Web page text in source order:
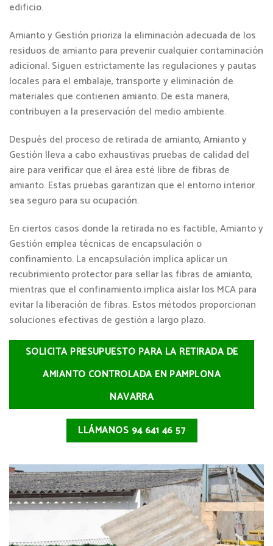
edificio.
Amianto y Gestión prioriza la eliminación adecuada de los
residuos de amianto para prevenir cualquier contaminación
adicional. Siguen estrictamente las regulaciones y pautas
locales para el embalaje, transporte y eliminación de
materiales que contienen amianto. De esta manera,
contribuyen a la preservación del medio ambiente.
Después del proceso de retirada de amianto, Amianto y
Gestión lleva a cabo exhaustivas pruebas de calidad del
aire para verificar que el área esté libre de fibras de
amianto. Estas pruebas garantizan que el entorno interior
sea seguro para su ocupación.
En ciertos casos donde la retirada no es factible, Amianto y
Gestión emplea técnicas de encapsulación o
confinamiento. La encapsulación implica aplicar un
recubrimiento protector para sellar las fibras de amianto,
mientras que el confinamiento implica aislar los MCA para
evitar la liberación de fibras. Estos métodos proporcionan
soluciones efectivas de gestión a largo plazo.
SOLICITA PRESUPUESTO PARA LA RETIRADA DE
AMIANTO CONTROLADA EN PAMPLONA
NAVARRA
LLÁMANOS 94 641 46 57